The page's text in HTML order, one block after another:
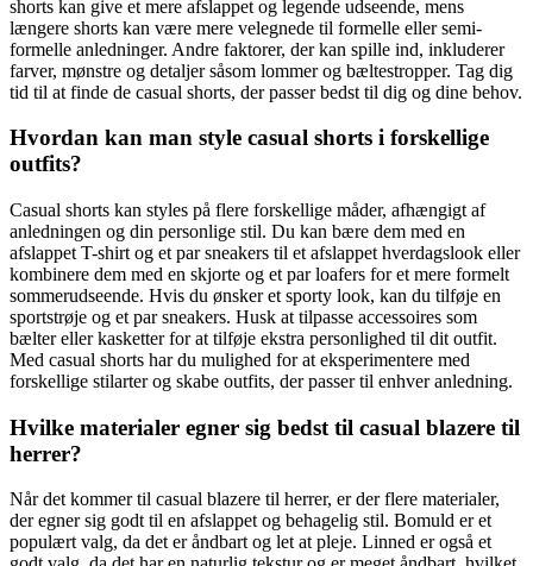
shorts kan give et mere afslappet og legende udseende, mens
længere shorts kan være mere velegnede til formelle eller semi-
formelle anledninger. Andre faktorer, der kan spille ind, inkluderer
farver, mønstre og detaljer såsom lommer og bæltestropper. Tag dig
tid til at finde de casual shorts, der passer bedst til dig og dine behov.
Hvordan kan man style casual shorts i forskellige
outfits?
Casual shorts kan styles på flere forskellige måder, afhængigt af
anledningen og din personlige stil. Du kan bære dem med en
afslappet T-shirt og et par sneakers til et afslappet hverdagslook eller
kombinere dem med en skjorte og et par loafers for et mere formelt
sommerudseende. Hvis du ønsker et sporty look, kan du tilføje en
sportstrøje og et par sneakers. Husk at tilpasse accessoires som
bælter eller kasketter for at tilføje ekstra personlighed til dit outfit.
Med casual shorts har du mulighed for at eksperimentere med
forskellige stilarter og skabe outfits, der passer til enhver anledning.
Hvilke materialer egner sig bedst til casual blazere til
herrer?
Når det kommer til casual blazere til herrer, er der flere materialer,
der egner sig godt til en afslappet og behagelig stil. Bomuld er et
populært valg, da det er åndbart og let at pleje. Linned er også et